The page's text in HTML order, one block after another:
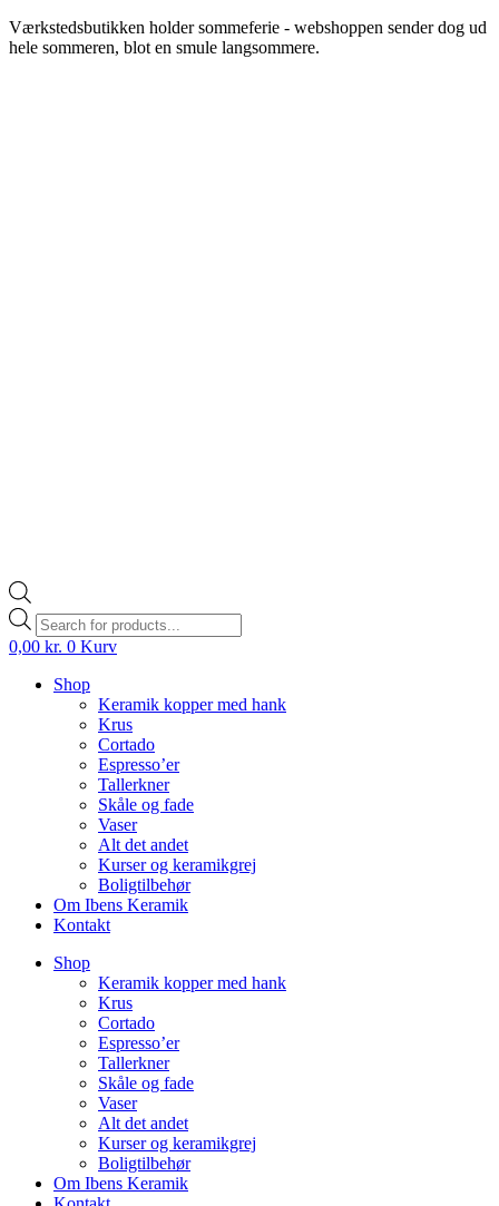
Videre
til
Værkstedsbutikken holder sommeferie - webshoppen sender dog ud
hele sommeren, blot en smule langsommere.
Products
search
0,00 kr. 0 Kurv
Shop
Keramik kopper med hank
Krus
Cortado
Espresso’er
Tallerkner
Skåle og fade
Vaser
Alt det andet
Kurser og keramikgrej
Boligtilbehør
Om Ibens Keramik
Kontakt
Shop
Keramik kopper med hank
Krus
Cortado
Espresso’er
Tallerkner
Skåle og fade
Vaser
Alt det andet
Kurser og keramikgrej
Boligtilbehør
Om Ibens Keramik